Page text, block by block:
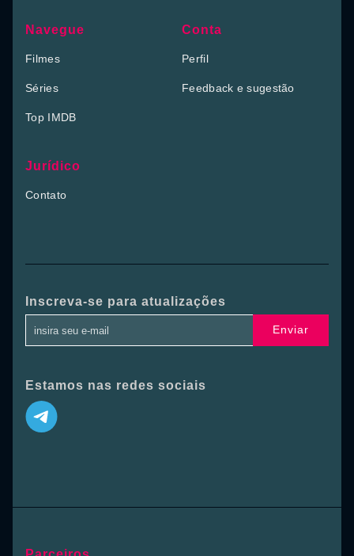
Navegue
Filmes
Séries
Top IMDB
Conta
Perfil
Feedback e sugestão
Jurídico
Contato
Inscreva-se para atualizações
Enviar
Estamos nas redes sociais